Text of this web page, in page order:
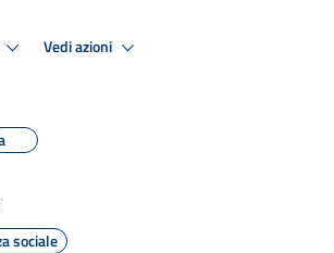
Vedi azioni
sociale